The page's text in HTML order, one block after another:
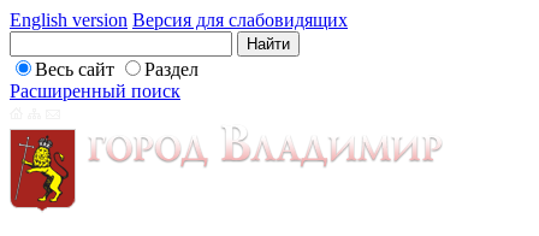
English version Версия для слабовидящих
Весь сайт
Раздел
Расширенный поиск